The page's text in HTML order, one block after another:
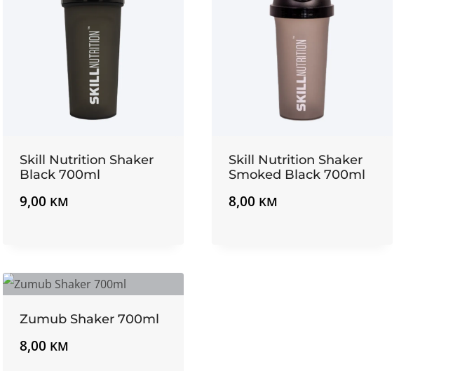
Skill Nutrition Shaker
Black 700ml
9,00 KM
Skill Nutrition Shaker
Smoked Black 700ml
8,00 KM
Zumub Shaker 700ml
8,00 KM